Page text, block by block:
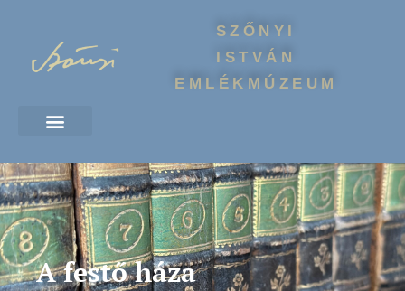
SZŐNYI
ISTVÁN
EMLÉKMÚZEUM
A festő háza